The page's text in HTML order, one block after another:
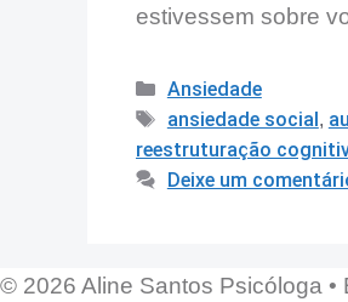
estivessem sobre
Ansiedade
ansiedade social ,
reestruturação
Deixe um
© 2026 Aline Santos Psicóloga •